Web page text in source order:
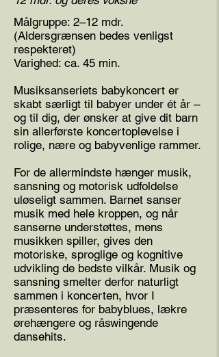
Målgruppe: 2–12 mdr.
(Aldersgrænsen bedes venligst
respekteret)
Varighed: ca. 45 min.
Musiksanseriets babykoncert er
skabt særligt til babyer under ét år –
og til dig, der ønsker at give dit barn
sin allerførste koncertoplevelse i
rolige, nære og babyvenlige rammer.
For de allermindste hænger musik,
sansning og motorisk udfoldelse
uløseligt sammen. Barnet sanser
musik med hele kroppen, og når
sanserne understøttes, mens
musikken spiller, gives den
motoriske, sproglige og kognitive
udvikling de bedste vilkår. Musik og
sansning smelter derfor naturligt
sammen i koncerten, hvor I
præsenteres for babyblues, lækre
ørehængere og råswingende
dansehits.